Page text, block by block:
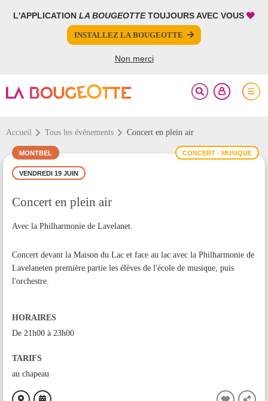
L'APPLICATION LA BOUGEOTTETOUJOURS AVEC VOUS
INSTALLEZ LA BOUGEOTTE
Non merci
Accueil Tous les événements Concert en plein air
CONCERT - MUSIQUE
MONTBEL
VENDREDI 19 JUIN
Concert en plein air
Avec la Philharmonie de Lavelanet.
Concert devant la Maison du Lac et face au lac avec la Philharmonie de
Lavelaneten première partie les élèves de l'école de musique, puis
l'orchestre.
HORAIRES
De 21h00 à 23h00
TARIFS
au chapeau
FERMER
PARTAGER
FERMER
Votre inscription à la newsletter a été effectuée.